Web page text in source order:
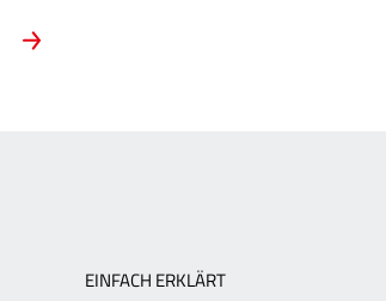
EINFACH ERKLÄRT